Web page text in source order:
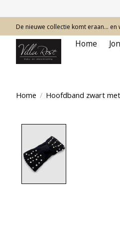
De nieuwe collectie komt eraan…
Home
Home / Hoofdband zwart